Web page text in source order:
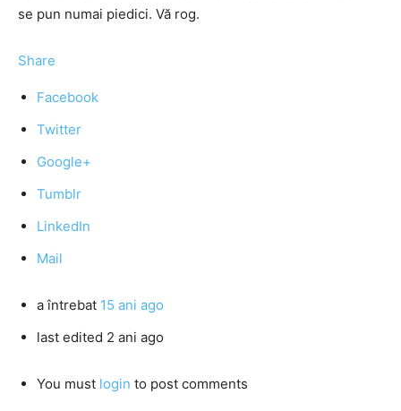
se pun numai piedici. Vă rog.
Share
Facebook
Twitter
Google+
Tumblr
LinkedIn
Mail
a întrebat 15 ani ago
last edited 2 ani ago
You must login to post comments